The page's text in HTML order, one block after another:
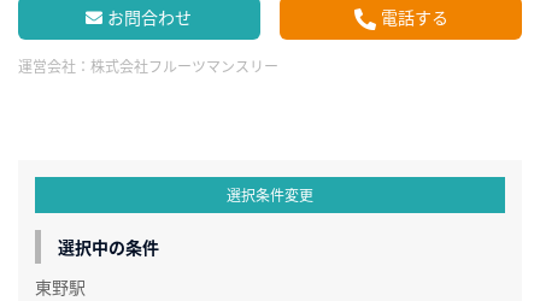
お問合わせ 電話する
運営会社： 株式会社フルーツマンスリー
選択条件変更
選択中の条件
東野駅